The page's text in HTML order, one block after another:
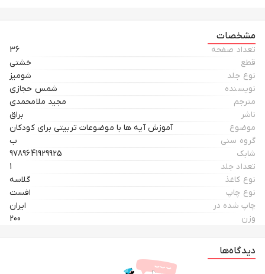
مشخصات
تعداد صفحه
36
قطع
خشتی
نوع جلد
شومیز
نویسنده
شمس حجازي
مترجم
مجيد ملامحمدي
ناشر
براق
موضوع
آموزش آيه ها با موضوعات تربيتي براي كودكان
گروه سنی
ب
شابک
9789641929925
تعداد جلد
1
نوع کاغذ
گلاسه
نوع چاپ
افست
چاپ شده در
ایران
وزن
200
دیدگاه‌ها